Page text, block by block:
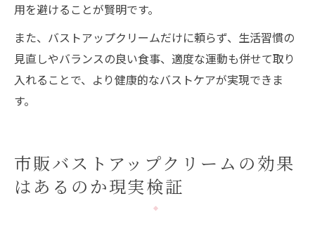
用を避けることが賢明です。
また、バストアップクリームだけに頼らず、生活習慣の
見直しやバランスの良い食事、適度な運動も併せて取り
入れることで、より健康的なバストケアが実現できま
す。
市販バストアップクリームの効果
はあるのか現実検証